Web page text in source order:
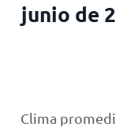
junio de
Clima